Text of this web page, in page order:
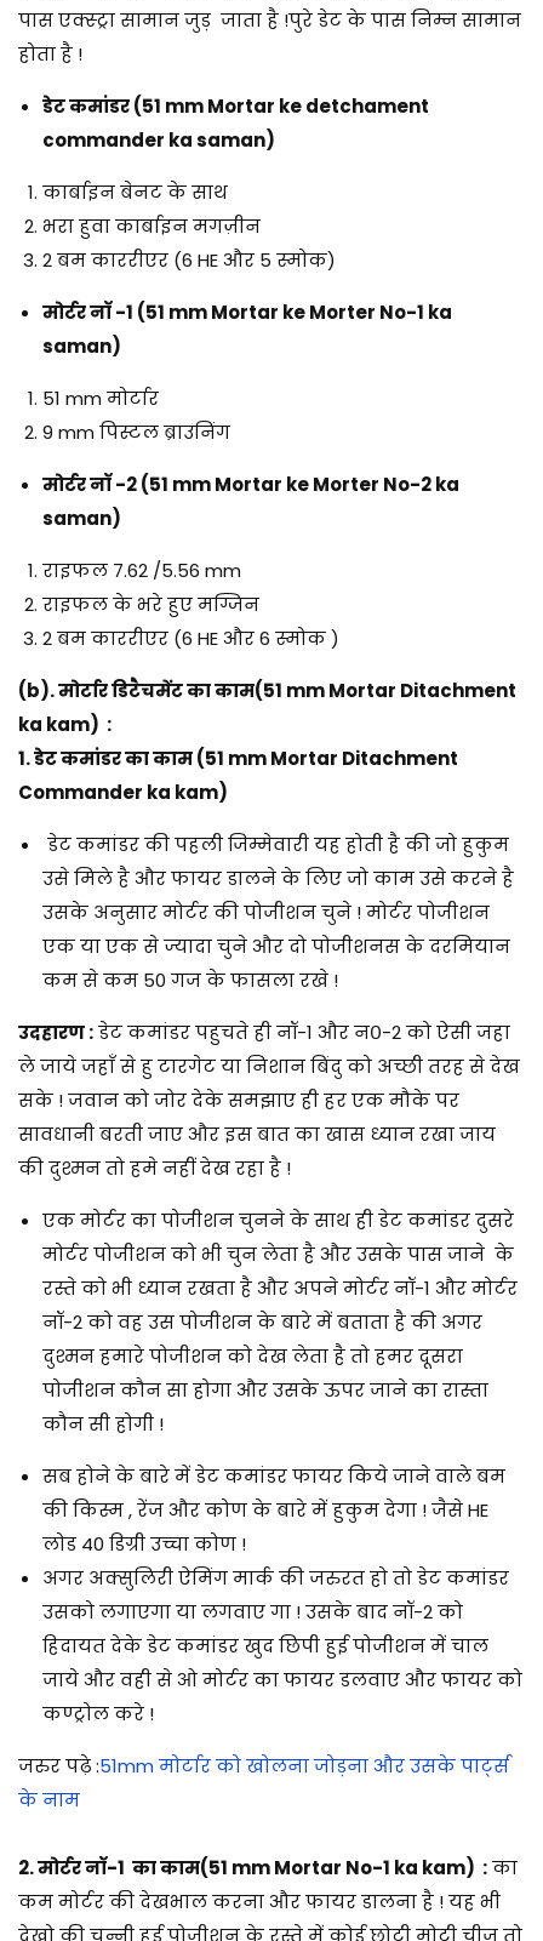
पास एक्स्ट्रा सामान जुड़ जाता है !पुरे डेट के पास निम्न सामान
होता है !
डेट कमांडर (51 mm Mortar ke detchament
commander ka saman)
कार्बाइन बेनट के साथ
भरा हुवा कार्बाइन मगज़ीन
2 बम काररीएर (6 HE और 5 स्मोक)
मोर्टर नॉ -1 (51 mm Mortar ke Morter No-1 ka
saman)
51 mm मोर्टार
9 mm पिस्टल ब्राउनिंग
मोर्टर नॉ -2(51 mm Mortar ke Morter No-2 ka
saman)
राइफल 7.62 /5.56 mm
राइफल के भरे हुए मग्जिन
2 बम काररीएर (6 HE और 6 स्मोक )
(b). मोर्टार डिटैचमेंट का काम(51 mm Mortar Ditachment
ka kam) :
1. डेट कमांडर का काम(51 mm Mortar Ditachment
Commander ka kam)
डेट कमांडर की पहली जिम्मेवारी यह होती है की जो हुकुम
उसे मिले है और फायर डालने के लिए जो काम उसे करने है
उसके अनुसार मोर्टर की पोजीशन चुने ! मोर्टर पोजीशन
एक या एक से ज्यादा चुने और दो पोजीशनस के दरमियान
कम से कम 50 गज के फासला रखे !
उदहारण :डेट कमांडर पहुचते ही नॉ-1 और न०-2 को ऐसी जहा
ले जाये जहाँ से हु टारगेट या निशान बिंदु को अच्छी तरह से देख
सके ! जवान को जोर देके समझाए ही हर एक मौके पर
सावधानी बरती जाए और इस बात का खास ध्यान रखा जाय
की दुश्मन तो हमे नहीं देख रहा है !
एक मोर्टर का पोजीशन चुनने के साथ ही डेट कमांडर दुसरे
मोर्टर पोजीशन को भी चुन लेता है और उसके पास जाने के
रस्ते को भी ध्यान रखता है और अपने मोर्टर नॉ-1 और मोर्टर
नॉ-2 को वह उस पोजीशन के बारे में बताता है की अगर
दुश्मन हमारे पोजीशन को देख लेता है तो हमर दूसरा
पोजीशन कौन सा होगा और उसके ऊपर जाने का रास्ता
कौन सी होगी !
सब होने के बारे में डेट कमांडर फायर किये जाने वाले बम
की किस्म , रेंज और कोण के बारे में हुकुम देगा ! जैसे HE
लोड 40 डिग्री उच्चा कोण !
अगर अक्सुलिरी ऐमिंग मार्क की जरुरत हो तो डेट कमांडर
उसको लगाएगा या लगवाए गा ! उसके बाद नॉ-2 को
हिदायत देके डेट कमांडर खुद छिपी हुई पोजीशन में चाल
जाये और वही से ओ मोर्टर का फायर डलवाए और फायर को
कण्ट्रोल करे !
जरुर पढ़े :51mm मोर्टार को खोलना जोड़ना और उसके पार्ट्स
के नाम
2. मोर्टर नॉ-1 का काम(51 mm Mortar No-1 ka kam) :का
कम मोर्टर की देखभाल करना और फायर डालना है ! यह भी
देखो की चुन्नी हुई पोजीशन के रस्ते में कोई छोटी मोटी चीज तो